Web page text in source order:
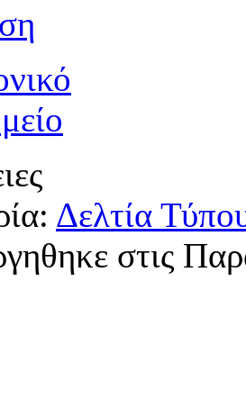
Δελτία
στις